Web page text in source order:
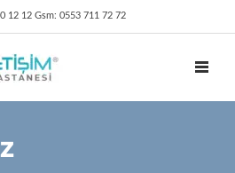
12 12 Gsm: 0553 711 72 72